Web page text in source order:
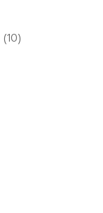
(10)